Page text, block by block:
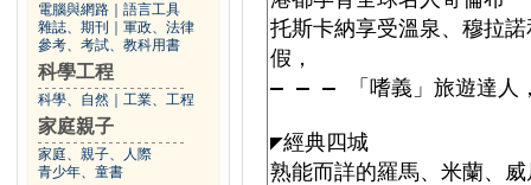
電腦與網路
語言工具
雜誌、期刊
軍政、法律
參考、考試、教科用書
科學工程
科學、自然 工業、工程
家庭親子
家庭、親子、人際
青少年、童書